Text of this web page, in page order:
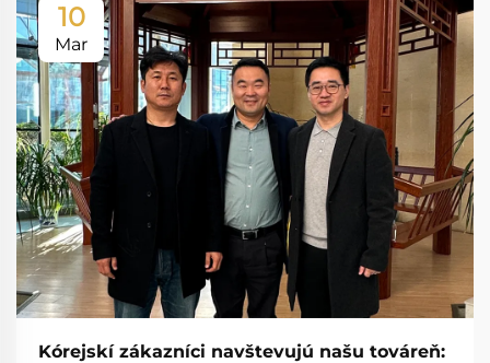
10
Mar
Kórejskí zákazníci navštevujú našu továreň: